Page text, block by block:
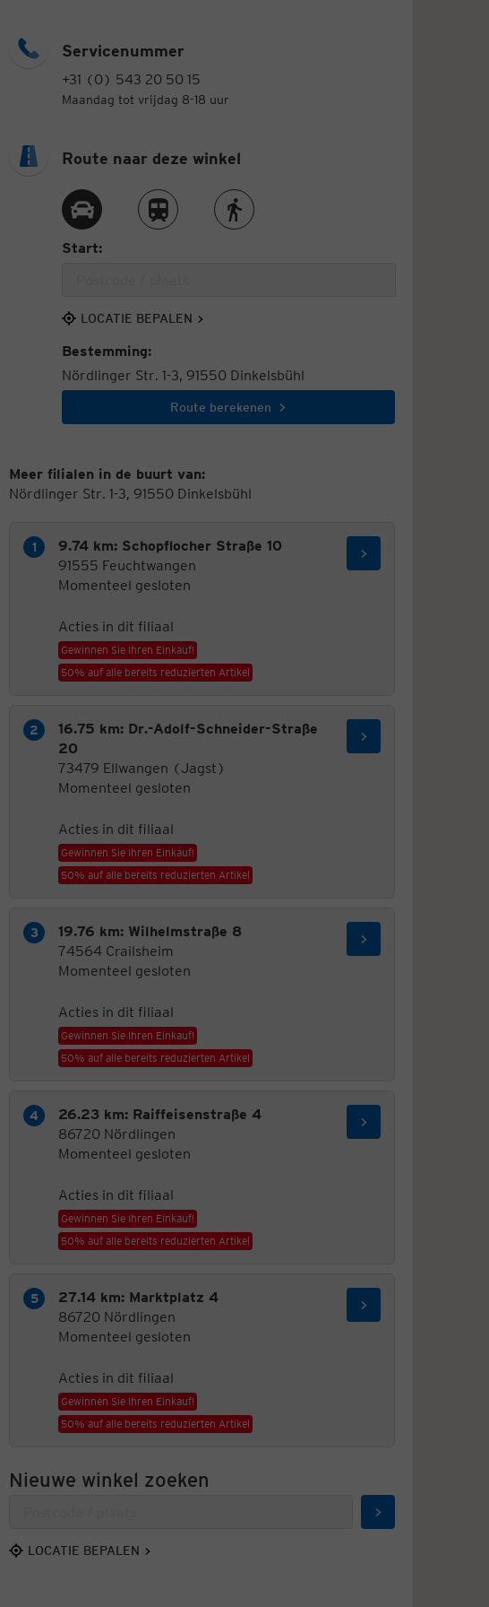
Servicenummer
+31 (0) 543 20 50 15
Maandag tot vrijdag 8-18 uur
Route naar deze winkel
Route met de autoRoute met de treinRoute te voet
Start:
LOCATIE BEPALEN
Bestemming:
Nördlinger Str. 1-3, 91550 Dinkelsbühl
Route berekenen
Meer filialen in de buurt van:
Nördlinger Str. 1-3, 91550 Dinkelsbühl
9.74 km: Schopflocher Straße 10
91555 Feuchtwangen
Momenteel gesloten
Acties in dit filiaal
Gewinnen Sie Ihren Einkauf!
50% auf alle bereits reduzierten Artikel
16.75 km: Dr.-Adolf-Schneider-Straße
20
73479 Ellwangen (Jagst)
Momenteel gesloten
Acties in dit filiaal
Gewinnen Sie Ihren Einkauf!
50% auf alle bereits reduzierten Artikel
19.76 km: Wilhelmstraße 8
74564 Crailsheim
Momenteel gesloten
Acties in dit filiaal
Gewinnen Sie Ihren Einkauf!
50% auf alle bereits reduzierten Artikel
26.23 km: Raiffeisenstraße 4
86720 Nördlingen
Momenteel gesloten
Acties in dit filiaal
Gewinnen Sie Ihren Einkauf!
50% auf alle bereits reduzierten Artikel
27.14 km: Marktplatz 4
86720 Nördlingen
Momenteel gesloten
Acties in dit filiaal
Gewinnen Sie Ihren Einkauf!
50% auf alle bereits reduzierten Artikel
Nieuwe winkel zoeken
Zoeken
LOCATIE BEPALEN